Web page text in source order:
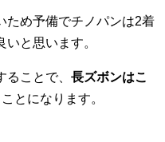
ため予備でチノパンは2着
と思います。
ことで、 長ズボンはこ
とになります。